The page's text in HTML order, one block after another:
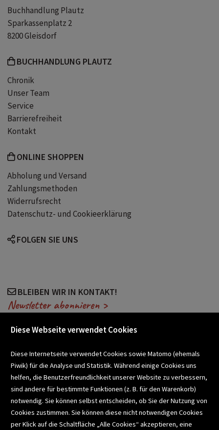
Buchhandlung Plautz
Sparkassenplatz 2
8200 Gleisdorf
BUCHHANDLUNG PLAUTZ
Chronik
Unser Team
Service
Barrierefreiheit
Kontakt
ONLINE SHOPPEN
Abholung und Versand
Zahlungsmethoden
Widerrufsrecht
Datenschutz- und Cookieerklärung
FOLGEN SIE UNS
BLEIBEN WIR IN KONTAKT!
Newsletter abonnieren >
SCHULBUCHSERVICE
BUCHEMPFEHLUNGEN
Diese Webseite verwendet Cookies
Diese Internetseite verwendet Cookies sowie Matomo (ehemals
Piwik) für die Analyse und Statistik. Während einige Cookies uns
helfen, die Benutzerfreundlichkeit unserer Website zu verbessern,
sind andere für bestimmte Funktionen (z. B. für den Warenkorb)
notwendig. Sie können selbst entscheiden, ob Sie der Nutzung von
Cookies zustimmen. Sie können diese nicht notwendigen Cookies
per Klick auf die Schaltfläche „Alle Cookies“ akzeptieren, eine